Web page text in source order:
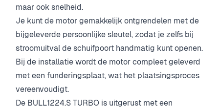
maar ook snelheid.
Je kunt de motor gemakkelijk ontgrendelen met de
bijgeleverde persoonlijke sleutel, zodat je zelfs bij
stroomuitval de schuifpoort handmatig kunt openen.
Bij de installatie wordt de motor compleet geleverd
met een funderingsplaat, wat het plaatsingsproces
vereenvoudigt.
De BULL1224.S TURBO is uitgerust met een